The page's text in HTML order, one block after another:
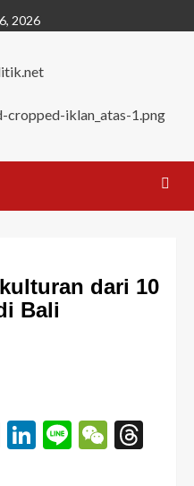
2026
dari 10
Bali
X LinkedIn
Line